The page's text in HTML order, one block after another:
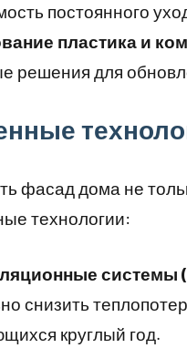
постоянного
пластика и
решения для
фасад дома не
технологии:
системы
снизить
круглый год.